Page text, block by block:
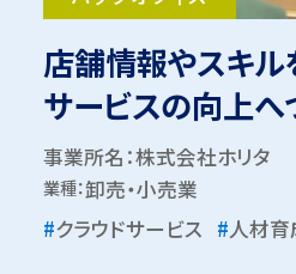
店舗情報やスキル
サービスの向上へ
事業所名：株式会社ホリタ
業種：卸売・小売業
#クラウドサービス #人材育